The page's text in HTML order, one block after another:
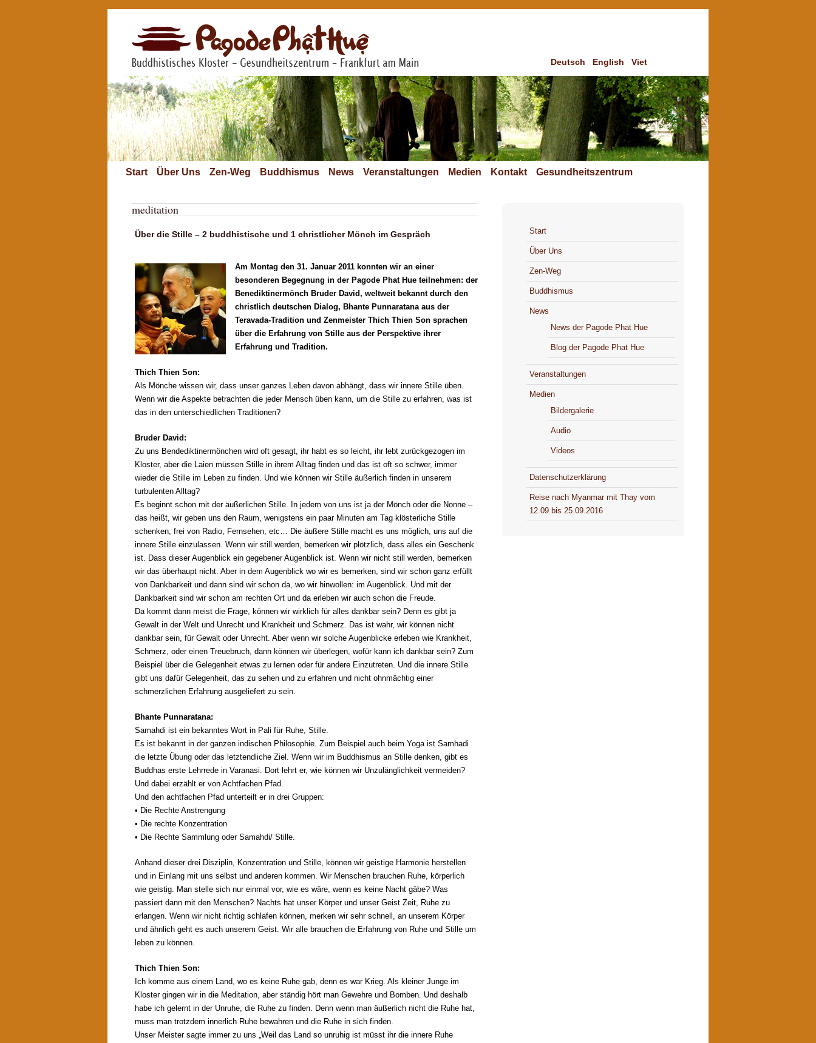
Start Über Uns Zen-Weg Buddhismus News Veranstaltungen Medien Kontakt Gesundheitszentrum
Deutsch English Viet
meditation
Über die Stille – 2 buddhistische und 1 christlicher Mönch im Gespräch
Am Montag den 31. Januar 2011 konnten wir an einer
besonderen Begegnung in der Pagode Phat Hue teilnehmen: der
Benediktinermönch Bruder David, weltweit bekannt durch den
christlich deutschen Dialog, Bhante Punnaratana aus der
Teravada-Tradition und Zenmeister Thich Thien Son sprachen
über die Erfahrung von Stille aus der Perspektive ihrer
Erfahrung und Tradition.
Thich Thien Son:
Als Mönche wissen wir, dass unser ganzes Leben davon abhängt, dass wir innere Stille üben.
Wenn wir die Aspekte betrachten die jeder Mensch üben kann, um die Stille zu erfahren, was ist
das in den unterschiedlichen Traditionen?
Bruder David:
Zu uns Bendediktinermönchen wird oft gesagt, ihr habt es so leicht, ihr lebt zurückgezogen im
Kloster, aber die Laien müssen Stille in ihrem Alltag finden und das ist oft so schwer, immer
wieder die Stille im Leben zu finden. Und wie können wir Stille äußerlich finden in unserem
turbulenten Alltag?
Es beginnt schon mit der äußerlichen Stille. In jedem von uns ist ja der Mönch oder die Nonne –
das heißt, wir geben uns den Raum, wenigstens ein paar Minuten am Tag klösterliche Stille
schenken, frei von Radio, Fernsehen, etc… Die äußere Stille macht es uns möglich, uns auf die
innere Stille einzulassen. Wenn wir still werden, bemerken wir plötzlich, dass alles ein Geschenk
ist. Dass dieser Augenblick ein gegebener Augenblick ist. Wenn wir nicht still werden, bemerken
wir das überhaupt nicht. Aber in dem Augenblick wo wir es bemerken, sind wir schon ganz erfüllt
von Dankbarkeit und dann sind wir schon da, wo wir hinwollen: im Augenblick. Und mit der
Dankbarkeit sind wir schon am rechten Ort und da erleben wir auch schon die Freude.
Da kommt dann meist die Frage, können wir wirklich für alles dankbar sein? Denn es gibt ja
Gewalt in der Welt und Unrecht und Krankheit und Schmerz. Das ist wahr, wir können nicht
dankbar sein, für Gewalt oder Unrecht. Aber wenn wir solche Augenblicke erleben wie Krankheit,
Schmerz, oder einen Treuebruch, dann können wir überlegen, wofür kann ich dankbar sein? Zum
Beispiel über die Gelegenheit etwas zu lernen oder für andere Einzutreten. Und die innere Stille
gibt uns dafür Gelegenheit, das zu sehen und zu erfahren und nicht ohnmächtig einer
schmerzlichen Erfahrung ausgeliefert zu sein.
Bhante Punnaratana:
Samahdi ist ein bekanntes Wort in Pali für Ruhe, Stille.
Es ist bekannt in der ganzen indischen Philosophie. Zum Beispiel auch beim Yoga ist Samhadi
die letzte Übung oder das letztendliche Ziel. Wenn wir im Buddhismus an Stille denken, gibt es
Buddhas erste Lehrrede in Varanasi. Dort lehrt er, wie können wir Unzulänglichkeit vermeiden?
Und dabei erzählt er von Achtfachen Pfad.
Und den achtfachen Pfad unterteilt er in drei Gruppen:
• Die Rechte Anstrengung
• Die rechte Konzentration
• Die Rechte Sammlung oder Samahdi/ Stille.
Anhand dieser drei Disziplin, Konzentration und Stille, können wir geistige Harmonie herstellen
und in Einlang mit uns selbst und anderen kommen. Wir Menschen brauchen Ruhe, körperlich
wie geistig. Man stelle sich nur einmal vor, wie es wäre, wenn es keine Nacht gäbe? Was
passiert dann mit den Menschen? Nachts hat unser Körper und unser Geist Zeit, Ruhe zu
erlangen. Wenn wir nicht richtig schlafen können, merken wir sehr schnell, an unserem Körper
und ähnlich geht es auch unserem Geist. Wir alle brauchen die Erfahrung von Ruhe und Stille um
leben zu können.
Thich Thien Son:
Ich komme aus einem Land, wo es keine Ruhe gab, denn es war Krieg. Als kleiner Junge im
Kloster gingen wir in die Meditation, aber ständig hört man Gewehre und Bomben. Und deshalb
habe ich gelernt in der Unruhe, die Ruhe zu finden. Denn wenn man äußerlich nicht die Ruhe hat,
muss man trotzdem innerlich Ruhe bewahren und die Ruhe in sich finden.
Unser Meister sagte immer zu uns „Weil das Land so unruhig ist müsst ihr die innere Ruhe
Start
Über Uns
Zen-Weg
Buddhismus
News
News der Pagode Phat Hue
Blog der Pagode Phat Hue
Veranstaltungen
Medien
Bildergalerie
Audio
Videos
Datenschutzerklärung
Reise nach Myanmar mit Thay vom
12.09 bis 25.09.2016